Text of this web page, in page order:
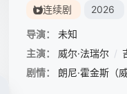
Grauwels
连续剧 2026
导演：
未知
主演：
威尔·法瑞尔 /
剧情：